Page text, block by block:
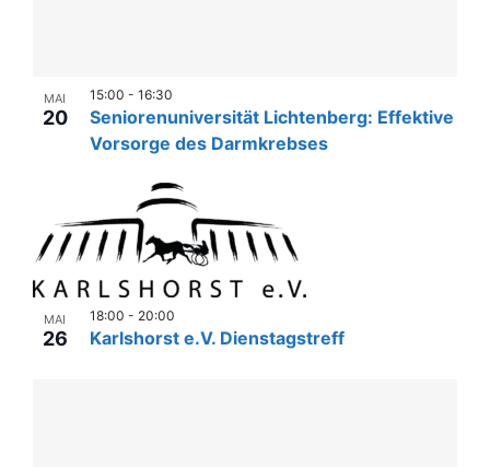
MAI
20
Seniorenuniversität Lichtenberg: Effektive
Vorsorge des Darmkrebses
15:00 - 16:30
MAI
26 Karlshorst e.V. Dienstagstreff
18:00 - 20:00